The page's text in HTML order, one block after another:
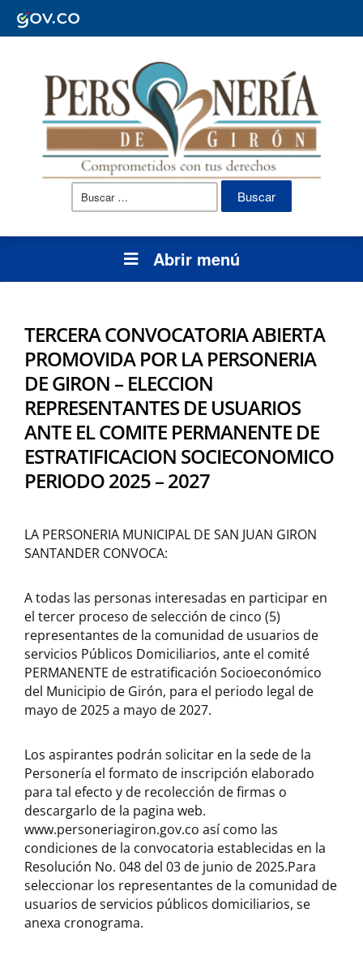
Buscar:
Abrir menú
TERCERA CONVOCATORIA ABIERTA
PROMOVIDA POR LA PERSONERIA
DE GIRON – ELECCION
REPRESENTANTES DE USUARIOS
ANTE EL COMITE PERMANENTE DE
ESTRATIFICACION SOCIECONOMICO
PERIODO 2025 – 2027
LA PERSONERIA MUNICIPAL DE SAN JUAN GIRON
SANTANDER CONVOCA:
A todas las personas interesadas en participar en
el tercer proceso de selección de cinco (5)
representantes de la comunidad de usuarios de
servicios Públicos Domiciliarios, ante el comité
PERMANENTE de estratificación Socioeconómico
del Municipio de Girón, para el periodo legal de
mayo de 2025 a mayo de 2027.
Los aspirantes podrán solicitar en la sede de la
Personería el formato de inscripción elaborado
para tal efecto y de recolección de firmas o
descargarlo de la pagina web.
www.personeriagiron.gov.co así como las
condiciones de la convocatoria establecidas en la
Resolución No. 048 del 03 de junio de 2025.Para
seleccionar los representantes de la comunidad de
usuarios de servicios públicos domiciliarios, se
anexa cronograma.